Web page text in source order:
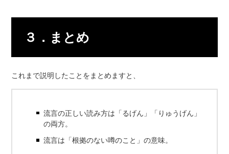
３．まとめ
これまで説明したことをまとめますと、
流言の正しい読み方は「るげん」「りゅうげん」
の両方。
流言は「根拠のない噂のこと」の意味。